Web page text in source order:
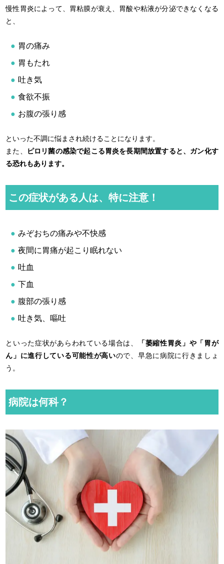
慢性胃炎によって、胃粘膜が衰え、胃酸や粘液が分泌できなくなる
と、
胃の痛み
胃もたれ
吐き気
食欲不振
お腹の張り感
といった不調に悩まされ続けることになります。
また、
ピロリ菌の感染で起こる胃炎を長期間放置すると、ガン化す
る恐れもあります。
この症状がある人は、特に注意！
みぞおちの痛みや不快感
夜間に胃痛が起こり眠れない
吐血
下血
腹部の張り感
吐き気、嘔吐
といった症状があらわれている場合は、
「萎縮性胃炎」や「胃が
ん」に進行している可能性が高いので、早急に病院に行きましょ
う。
病院は何科？